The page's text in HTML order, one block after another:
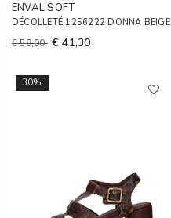
ENVAL SOFT
DÉCOLLETÉ 1256222 DONNA BEIGE
€ 59,00 € 41,30
30%